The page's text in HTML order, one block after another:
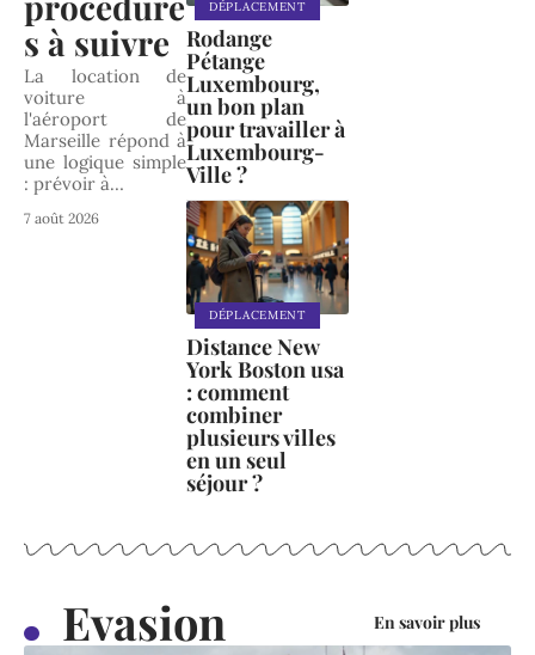
s à suivre
La location de
voiture à
l'aéroport de
Marseille répond à
une logique simple
: prévoir à…
7 août 2026
DÉPLACEMENT
Rodange
Pétange
Luxembourg,
un bon plan
pour travailler à
Luxembourg-
Ville ?
DÉPLACEMENT
Distance New
York Boston usa
: comment
combiner
plusieurs villes
en un seul
séjour ?
Evasion En savoir plus